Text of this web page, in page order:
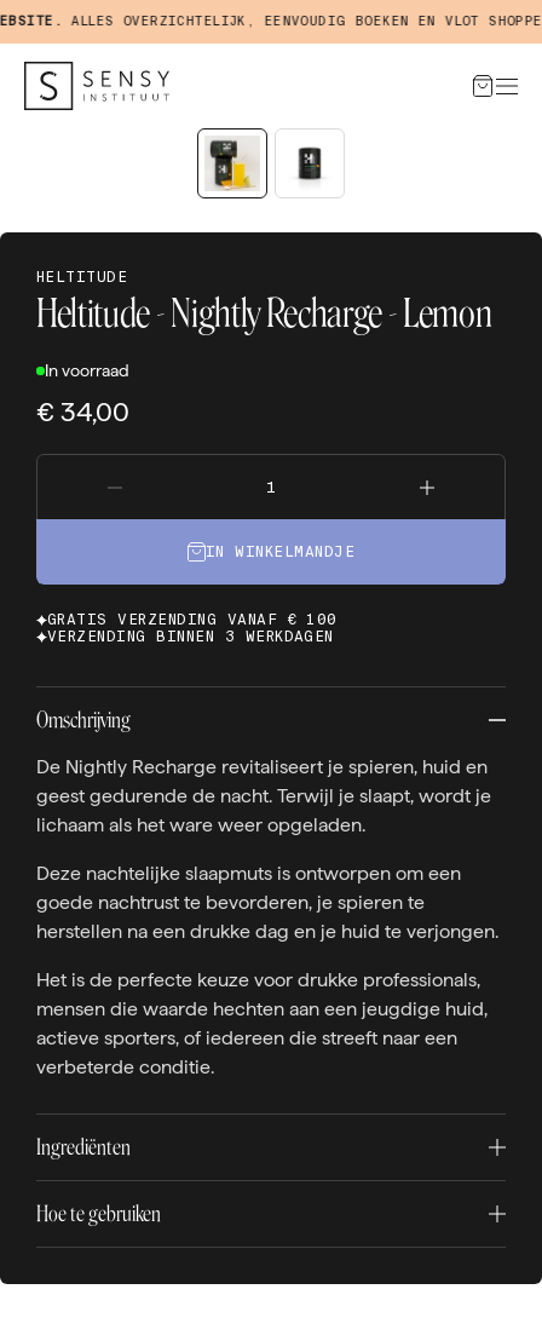
ALLES OVERZICHTELIJK, EENVOUDIG BOEKEN EN VLOT SHOPPEN
HELTITUDE
Heltitude - Nightly Recharge - Lemon
In voorraad
€ 34,00
IN WINKELMANDJE
GRATIS VERZENDING VANAF € 100
VERZENDING BINNEN 3 WERKDAGEN
Omschrijving
De Nightly Recharge revitaliseert je spieren, huid en
geest gedurende de nacht. Terwijl je slaapt, wordt je
lichaam als het ware weer opgeladen.
Deze nachtelijke slaapmuts is ontworpen om een
goede nachtrust te bevorderen, je spieren te
herstellen na een drukke dag en je huid te verjongen.
Het is de perfecte keuze voor drukke professionals,
mensen die waarde hechten aan een jeugdige huid,
actieve sporters, of iedereen die streeft naar een
verbeterde conditie.
Ingrediënten
Hoe te gebruiken